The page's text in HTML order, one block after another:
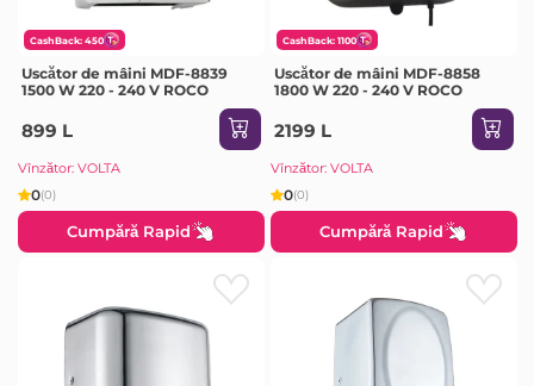
CashBack: 450
Uscător de mâini MDF-8839
1500 W 220 - 240 V ROCO
899 L
Vînzător: VOLTA
0(0)
Cumpără Rapid
CashBack: 1100
Uscător de mâini MDF-8858
1800 W 220 - 240 V ROCO
2199 L
Vînzător: VOLTA
0(0)
Cumpără Rapid